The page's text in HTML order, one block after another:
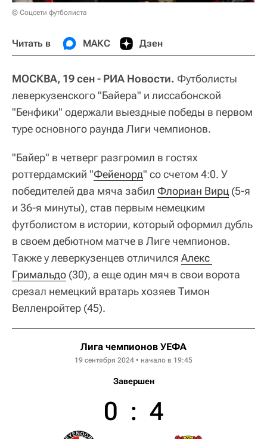
© Соцсети футболиста
Читать в МАКС Дзен
МОСКВА, 19 сен - РИА Новости. Футболисты
леверкузенского "Байера" и лиссабонской
"Бенфики" одержали выездные победы в первом
туре основного раунда Лиги чемпионов.
"Байер" в четверг разгромил в гостях
роттердамский "Фейенорд" со счетом 4:0. У
победителей два мяча забил Флориан Вирц (5-я
и 36-я минуты), став первым немецким
футболистом в истории, который оформил дубль
в своем дебютном матче в Лиге чемпионов.
Также у леверкузенцев отличился Алекс
Гримальдо (30), а еще один мяч в свои ворота
срезал немецкий вратарь хозяев Тимон
Велленройтер (45).
Лига чемпионов УЕФА
19 сентября 2024 • начало в 19:45
Завершен
0 : 4